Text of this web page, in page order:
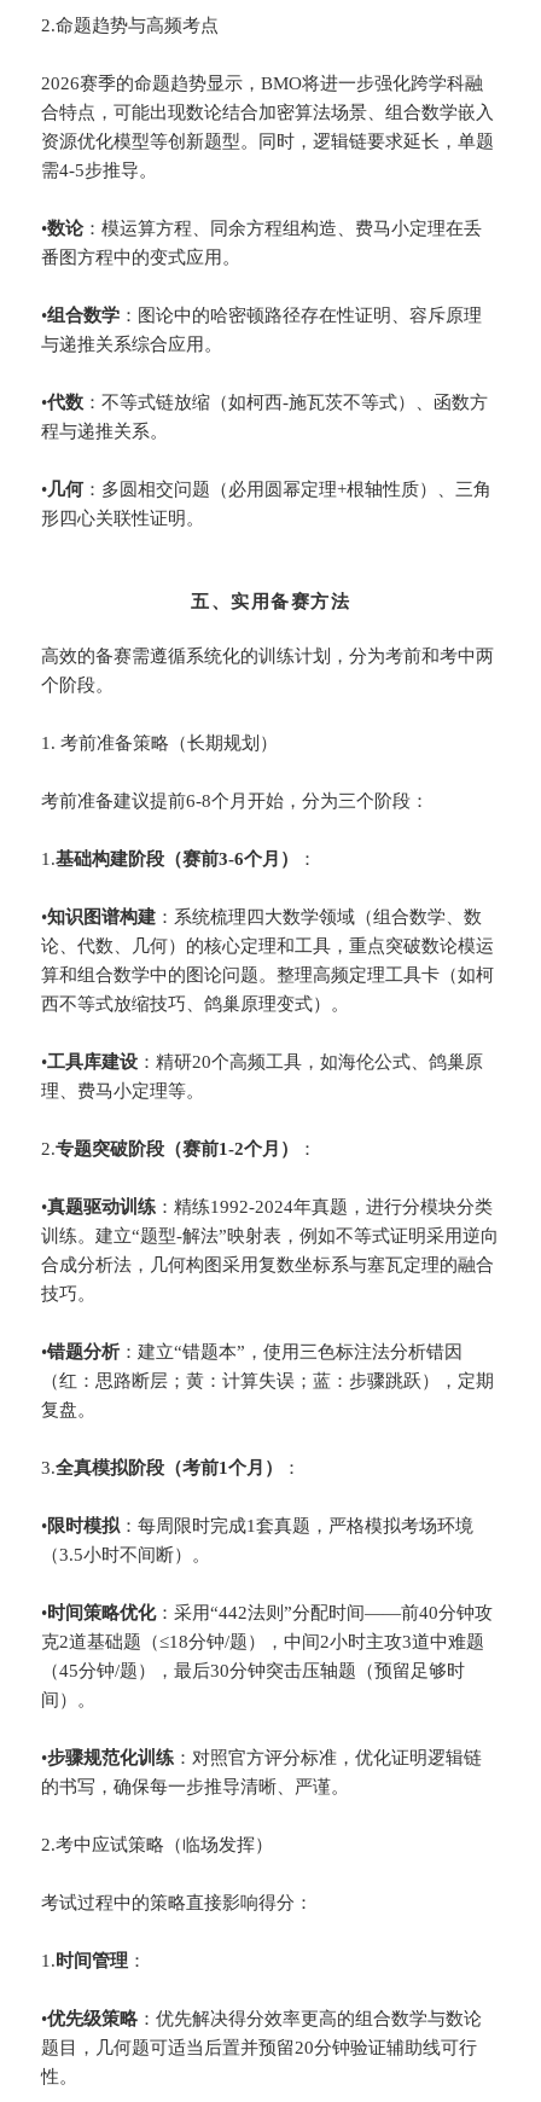
2.命题趋势与高频考点
2026赛季的命题趋势显示，BMO将进一步强化跨学科融
合特点，可能出现数论结合加密算法场景、组合数学嵌入
资源优化模型等创新题型。同时，逻辑链要求延长，单题
需4-5步推导。
•​数论​​：模运算方程、同余方程组构造、费马小定理在丢
番图方程中的变式应用。
•​组合数学​ ​：图论中的哈密顿路径存在性证明、容斥原理
与递推关系综合应用。
•​代数​ ​：不等式链放缩（如柯西-施瓦茨不等式）、函数方
程与递推关系。
•​几何​​：多圆相交问题（必用圆幂定理+根轴性质）、三角
形四心关联性证明。
五、实用备赛方法
高效的备赛需遵循系统化的训练计划，分为考前和考中两
个阶段。
1. 考前准备策略（长期规划）
考前准备建议提前6-8个月开始，分为三个阶段：
1.​基础构建阶段（赛前3-6个月）​ ​：
•​知识图谱构建​ ​：系统梳理四大数学领域（组合数学、数
论、代数、几何）的核心定理和工具，重点突破数论模运
算和组合数学中的图论问题。整理高频定理工具卡（如柯
西不等式放缩技巧、鸽巢原理变式）。
•​工具库建设​ ​：精研20个高频工具，如海伦公式、鸽巢原
理、费马小定理等。
2.​专题突破阶段（赛前1-2个月）​ ​：
•​真题驱动训练​ ​：精练1992-2024年真题，进行分模块分类
训练。建立“题型-解法”映射表，例如不等式证明采用逆向
合成分析法，几何构图采用复数坐标系与塞瓦定理的融合
技巧。
•​错题分析​ ​：建立“错题本”，使用三色标注法分析错因
（红：思路断层；黄：计算失误；蓝：步骤跳跃），定期
复盘。
3.​全真模拟阶段（考前1个月）​ ​：
•​限时模拟​ ​：每周限时完成1套真题，严格模拟考场环境
（3.5小时不间断）。
•​时间策略优化​​：采用“442法则”分配时间——前40分钟攻
克2道基础题（≤18分钟/题），中间2小时主攻3道中难题
（45分钟/题），最后30分钟突击压轴题（预留足够时
间）。
•​步骤规范化训练​ ​：对照官方评分标准，优化证明逻辑链
的书写，确保每一步推导清晰、严谨。
2.考中应试策略（临场发挥）
考试过程中的策略直接影响得分：
1. ​时间管理​ ​：
•​优先级策略​ ​：优先解决得分效率更高的组合数学与数论
题目，几何题可适当后置并预留20分钟验证辅助线可行
性。